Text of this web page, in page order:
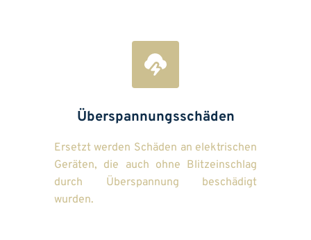
Überspannungsschäden
Ersetzt werden Schäden an elektrischen
Geräten, die auch ohne Blitzeinschlag
durch Überspannung beschädigt
wurden.